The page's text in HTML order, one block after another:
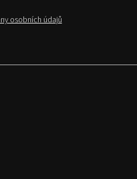
osobních údajů